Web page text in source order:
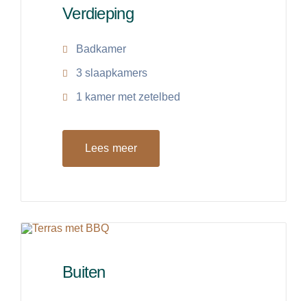
Verdieping
Badkamer
3 slaapkamers
1 kamer met zetelbed
Lees meer
Buiten